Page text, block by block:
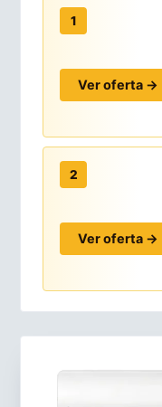
1
Ver oferta →
2
Ver oferta →